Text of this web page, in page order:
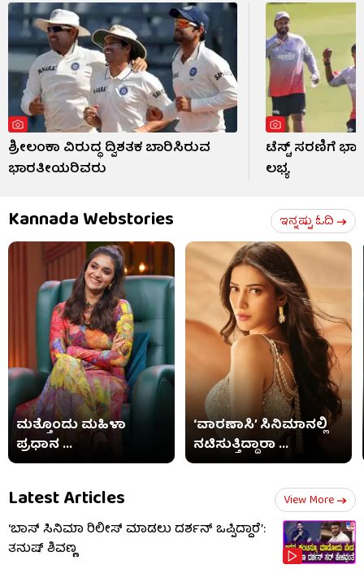
ಶ್ರೀಲಂಕಾ ವಿರುದ್ಧ ದ್ವಿಶತಕ ಬಾರಿಸಿರುವ
ಭಾರತೀಯರಿವರು
ಟೆಸ್ಟ್ ಸರಣಿಗೆ
ಲಭ್ಯ
Kannada Webstories ಇನ್ನಷ್ಟು ಓದಿ
ಮತ್ತೊಂದು ಮಹಿಳಾ
ಪ್ರಧಾನ ...
‘ವಾರಣಾಸಿ’ ಸಿನಿಮಾನಲ್ಲಿ
ನಟಿಸುತ್ತಿದ್ದಾರಾ ...
Latest Articles View More
‘ಬಾಸ್ ಸಿನಿಮಾ ರಿಲೀಸ್ ಮಾಡಲು ದರ್ಶನ್ ಒಪ್ಪಿದ್ದಾರೆ’:
ತನುಷ್ ಶಿವಣ್ಣ